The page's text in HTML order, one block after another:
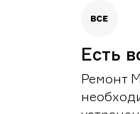
Есть
Ремонт